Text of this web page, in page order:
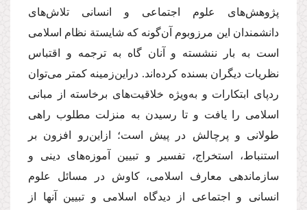
پژوهش‌های علوم اجتماعی و انسانی تلاش‌های
دانشمندان این مرز‌و‌بوم آن‌گونه كه شایستة نظام اسلامی
است به بار ننشسته و آنان گاه به ترجمه و اقتباس
نظریات دیگران بسنده كرده‌اند. در‌این‌زمینه كمتر می‌توان
رد‌پای ابتكارات و به‌ویژه خلاقیت‌های برخاسته از مبانی
اسلامی را یافت و تا رسیدن به منزلت مطلوب راهی
طولانی و پرچالش در پیش است؛ از‌این‌رو افزون بر
استنباط، استخراج، تفسیر و تبیین آموزه‌های دینی و
سازماندهی معارف اسلامی، كاوش در مسائل علوم
انسانی و اجتماعی از دیدگاه اسلامی و تبیین آنها از